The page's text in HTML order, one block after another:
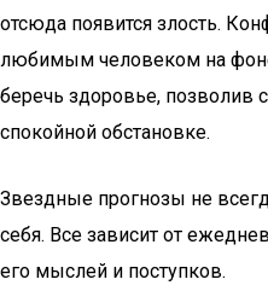
отсюда появится злость.
любимым человеком на
беречь здоровье, позволив
спокойной обстановке.
Звездные прогнозы не
себя. Все зависит от
его мыслей и поступков.